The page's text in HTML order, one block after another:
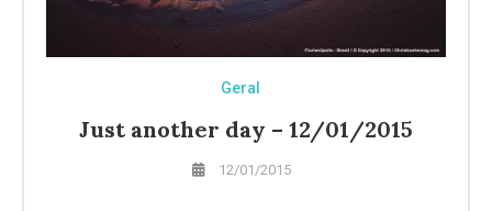
Geral
Just another day – 12/01/2015
12/01/2015